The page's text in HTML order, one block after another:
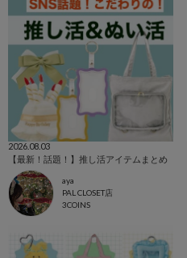
2026.08.03
【最新！話題！】推し活アイテムまとめ
aya
PAL CLOSET店
3COINS